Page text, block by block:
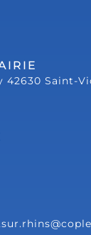
42630 Saint-